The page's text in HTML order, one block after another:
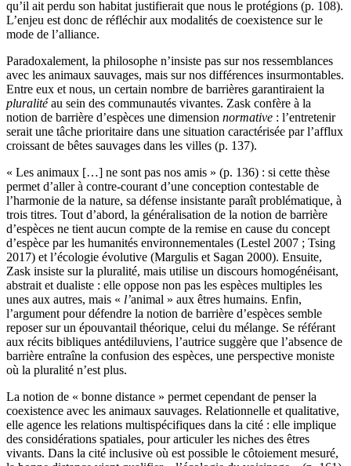
qu’il ait perdu son habitat justifierait que nous le protégions (p. 108).
L’enjeu est donc de réfléchir aux modalités de coexistence sur le
mode de l’alliance.
Paradoxalement, la philosophe n’insiste pas sur nos ressemblances
avec les animaux sauvages, mais sur nos différences insurmontables.
Entre eux et nous, un certain nombre de barrières garantiraient la
pluralitéau sein des communautés vivantes. Zask confère à la
notion de barrière d’espèces une dimension normative : l’entretenir
serait une tâche prioritaire dans une situation caractérisée par l’afflux
croissant de bêtes sauvages dans les villes (p. 137).
« Les animaux […] ne sont pas nos amis » (p. 136) : si cette thèse
permet d’aller à contre-courant d’une conception contestable de
l’harmonie de la nature, sa défense insistante paraît problématique, à
trois titres. Tout d’abord, la généralisation de la notion de barrière
d’espèces ne tient aucun compte de la remise en cause du concept
d’espèce par les humanités environnementales (Lestel 2007 ; Tsing
2017) et l’écologie évolutive (Margulis et Sagan 2000). Ensuite,
Zask insiste sur la pluralité, mais utilise un discours homogénéisant,
abstrait et dualiste : elle oppose non pas les espèces multiples les
unes aux autres, mais « l’animal » aux êtres humains. Enfin,
l’argument pour défendre la notion de barrière d’espèces semble
reposer sur un épouvantail théorique, celui du mélange. Se référant
aux récits bibliques antédiluviens, l’autrice suggère que l’absence de
barrière entraîne la confusion des espèces, une perspective moniste
où la pluralité n’est plus.
La notion de « bonne distance » permet cependant de penser la
coexistence avec les animaux sauvages. Relationnelle et qualitative,
elle agence les relations multispécifiques dans la cité : elle implique
des considérations spatiales, pour articuler les niches des êtres
vivants. Dans la cité inclusive où est possible le côtoiement mesuré,